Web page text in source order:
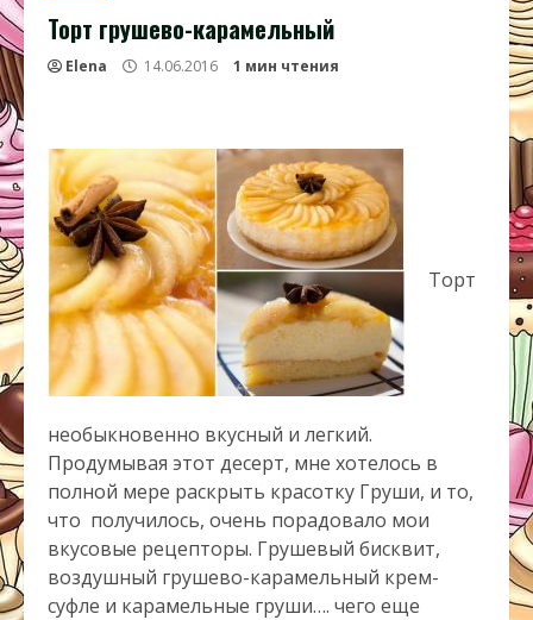
Торт грушево-карамельный
Elena 14.06.2016 1 мин чтения
Торт
необыкновенно вкусный и легкий.
Продумывая этот десерт, мне хотелось в
полной мере раскрыть красотку Груши, и то,
что получилось, очень порадовало мои
вкусовые рецепторы. Грушевый бисквит,
воздушный грушево-карамельный крем-
суфле и карамельные груши…. чего еще